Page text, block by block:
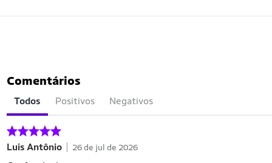
Comentários
Todos Positivos Negativos
Luis Antônio 26 de jul de 2026